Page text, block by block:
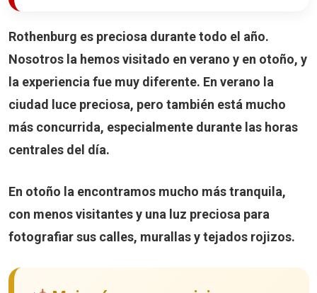
Rothenburg es preciosa durante todo el año.
Nosotros la hemos visitado en verano y en otoño, y
la experiencia fue muy diferente. En verano la
ciudad luce preciosa, pero también está mucho
más concurrida, especialmente durante las horas
centrales del día.
En otoño la encontramos mucho más tranquila,
con menos visitantes y una luz preciosa para
fotografiar sus calles, murallas y tejados rojizos.